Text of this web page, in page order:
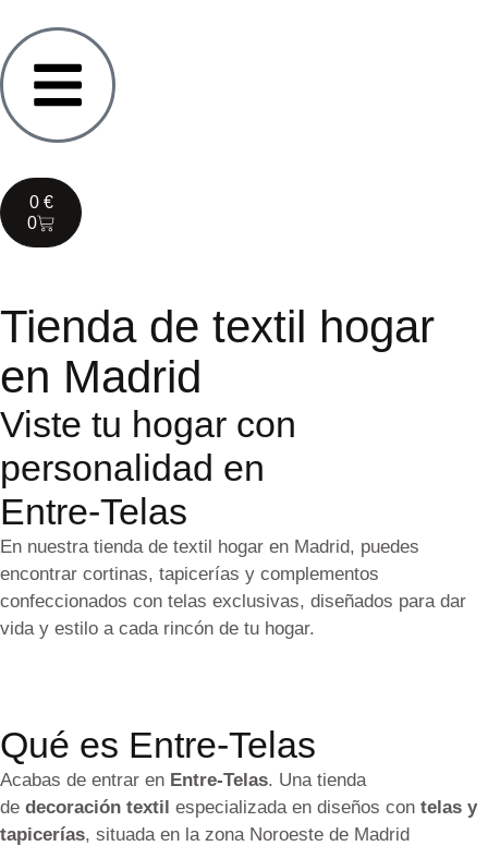
0 €
0
Tienda de textil hogar
en Madrid
Viste tu hogar con
personalidad en
Entre-Telas
En nuestra tienda de textil hogar en Madrid, puedes
encontrar cortinas, tapicerías y complementos
confeccionados con telas exclusivas, diseñados para dar
vida y estilo a cada rincón de tu hogar.
Qué es Entre-Telas
Acabas de entrar en Entre-Telas. Una tienda
de decoración textil especializada en diseños con telas y
tapicerías, situada en la zona Noroeste de Madrid